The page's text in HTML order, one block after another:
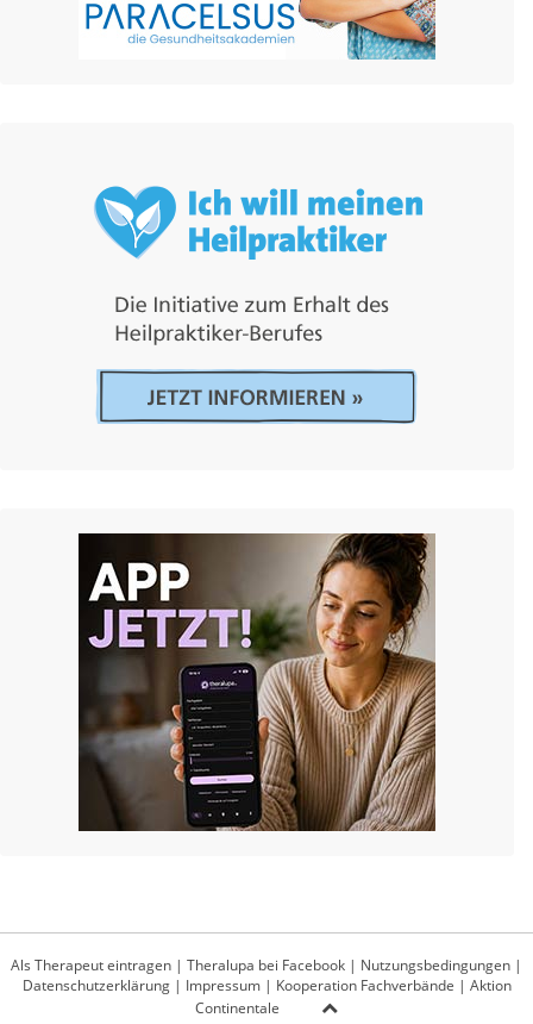
Als Therapeut eintragen | Theralupa bei Facebook | Nutzungsbedingungen |
Datenschutzerklärung| Impressum| Kooperation Fachverbände | Aktion
Continentale